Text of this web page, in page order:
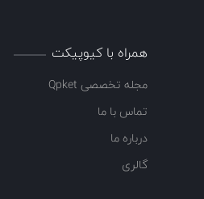
همراه با کیوپیکت
مجله تخصصی Qpket
تماس با ما
درباره ما
گالری